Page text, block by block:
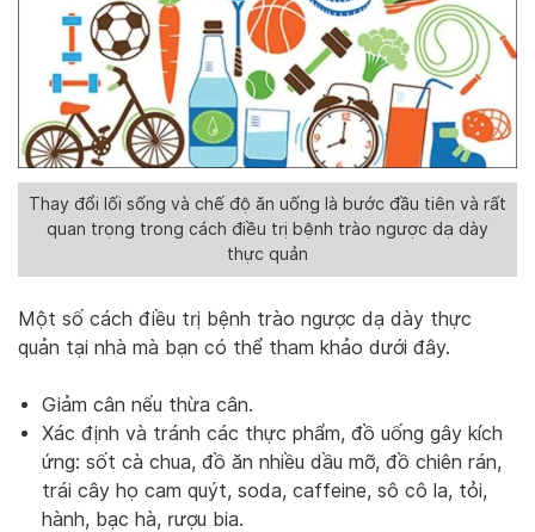
Thay đổi lối sống và chế độ ăn uống là bước đầu tiên và rất
quan trọng trong cách điều trị bệnh trào ngược dạ dày
thực quản
Một số cách điều trị bệnh trào ngược dạ dày thực
quản tại nhà mà bạn có thể tham khảo dưới đây.
Giảm cân nếu thừa cân.
Xác định và tránh các thực phẩm, đồ uống gây kích
ứng: sốt cà chua, đồ ăn nhiều dầu mỡ, đồ chiên rán,
trái cây họ cam quýt, soda, caffeine, sô cô la, tỏi,
hành, bạc hà, rượu bia.